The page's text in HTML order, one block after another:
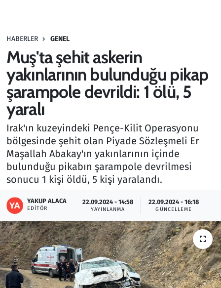
HABERLER GENEL
Muş'ta şehit askerin
yakınlarının bulunduğu pikap
şarampole devrildi: 1 ölü, 5
yaralı
Irak'ın kuzeyindeki Pençe-Kilit Operasyonu
bölgesinde şehit olan Piyade Sözleşmeli Er
Maşallah Abakay'ın yakınlarının içinde
bulunduğu pikabın şarampole devrilmesi
sonucu 1 kişi öldü, 5 kişi yaralandı.
YAKUP ALACA
EDITÖR
22.09.2024 - 14:58
YAYINLANMA
22.09.2024 - 16:18
GÜNCELLEME
Haber
Kültür Sanat
Kurumsal Haberler
Lezzet Durağı
Memur ve Kamu
Otomobil
Ramazan
Resmi İlanlar
Rüya Tabirleri